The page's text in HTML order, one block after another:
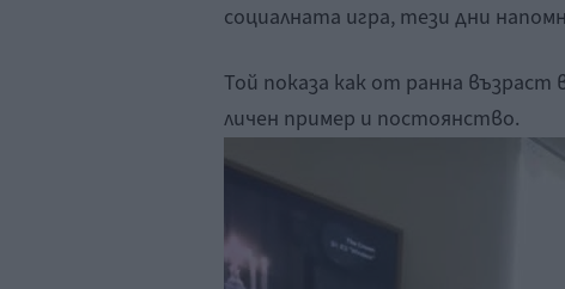
социалната игра, тези дни
Той показа как от ранна възраст
личен пример и постоянство.